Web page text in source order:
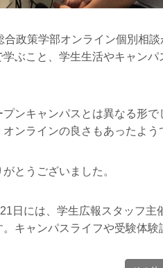
政策学部オンライン個別相
学ぶこと、学生生活やキャン
ンキャンパスとは異なる形
オンラインの良さもあったよう
とうございました。
日には、学生広報スタッフ主
。キャンパスライフや受験体